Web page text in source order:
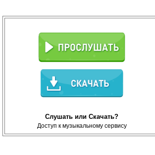
Слушать или Скачать?
Доступ к музыкальному сервису